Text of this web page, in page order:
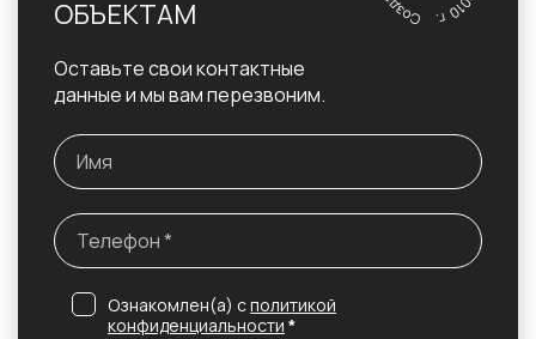
ОБЪЕКТАМ
Оставьте свои контактные
данные и мы вам перезвоним.
Ознакомлен(а) сполитикой
конфиденциальности *